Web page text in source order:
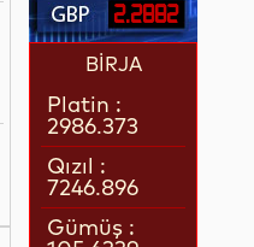
2.2882
BİRJA
Platin :
2986.373
Qızıl :
7246.896
Gümüş :